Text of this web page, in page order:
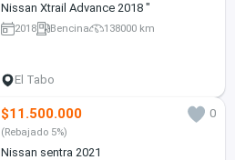
Nissan Xtrail Advance 2018 "
2018 Bencina 138000 km
El Tabo
$11.500.000 0
(Rebajado 5%)
Nissan sentra 2021